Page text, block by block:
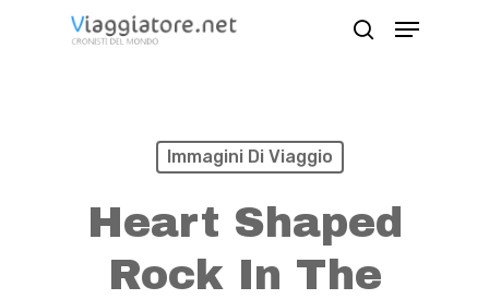
Menu
Immagini Di Viaggio
Heart Shaped
Rock In The